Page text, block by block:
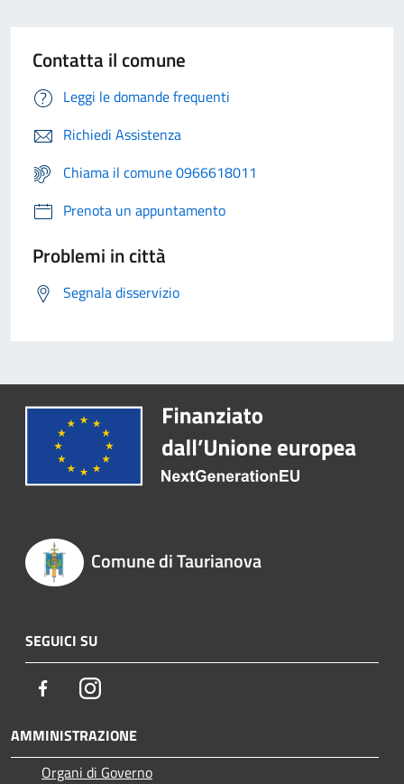
Contatta il comune
Leggi le domande frequenti
Richiedi Assistenza
Chiama il comune 0966618011
Prenota un appuntamento
Problemi in città
Segnala disservizio
Comune di Taurianova
SEGUICI SU
FacebookInstagram
AMMINISTRAZIONE
Organi di Governo